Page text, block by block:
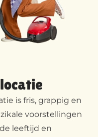
is fris, grappig en
voorstellingen
leeftijd en